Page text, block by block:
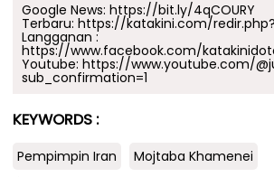
Google News: https://bit.ly/4qCOURY
Terbaru: https://katakini.com/
Langganan :
https://www.facebook.com/
Youtube: https://www.youtube.com/
sub_confirmation=1
KEYWORDS :
Pempimpin Iran
Mojtaba Khamenei